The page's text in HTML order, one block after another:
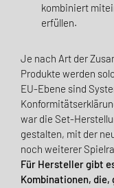
kombiniert
erfüllen.
Je nach Art der
Produkte werden
EU-Ebene sind
war die Set-
gestalten, mit der
noch weiterer
Für Hersteller gibt
Kombinationen,